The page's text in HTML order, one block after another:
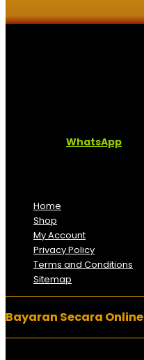
WhatsApp
Home
Shop
My Account
Privacy Policy
Terms and Conditions
Sitemap
Bayaran Secara Online